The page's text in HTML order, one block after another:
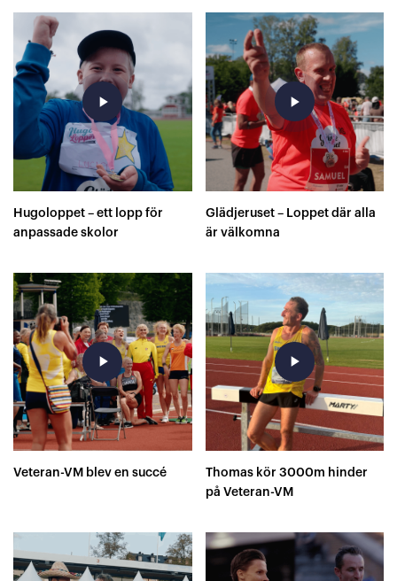
Springer
play_arrow
Hugoloppet – ett lopp för
anpassade skolor
play_arrow
Glädjeruset – Loppet där alla
är välkomna
play_arrow
Veteran-VM blev en succé
play_arrow
Thomas kör 3000m hinder
på Veteran-VM